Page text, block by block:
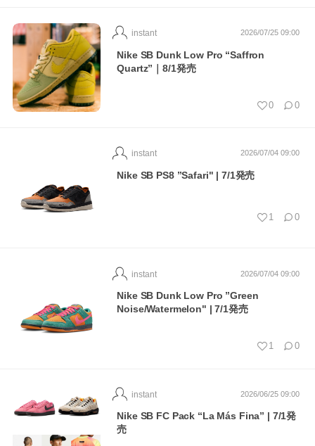
2026/07/25 09:00
instant
Nike SB Dunk Low Pro “Saffron
Quartz”｜8/1発売
0 0
2026/07/04 09:00
instant
Nike SB PS8 ”Safari" | 7/1発売
1 0
2026/07/04 09:00
instant
Nike SB Dunk Low Pro ”Green
Noise/Watermelon" | 7/1発売
1 0
2026/06/25 09:00
instant
Nike SB FC Pack “La Más Fina” | 7/1発
売